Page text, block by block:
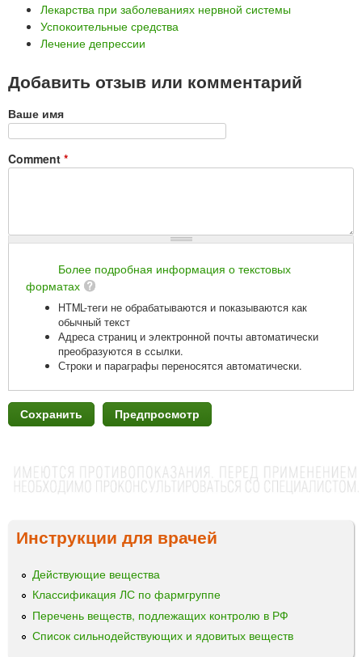
Лекарства при заболеваниях нервной системы
Успокоительные средства
Лечение депрессии
Добавить отзыв или комментарий
Ваше имя
Comment *
Более подробная информация о текстовых
форматах
HTML-теги не обрабатываются и показываются как
обычный текст
Адреса страниц и электронной почты автоматически
преобразуются в ссылки.
Строки и параграфы переносятся автоматически.
Инструкции для врачей
Действующие вещества
Классификация ЛС по фармгруппе
Перечень веществ, подлежащих контролю в РФ
Список сильнодействующих и ядовитых веществ